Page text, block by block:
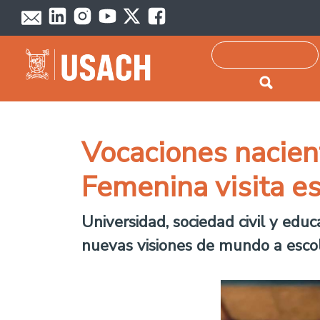
Passar para o conteúdo principal
Pesquisar
Vocaciones
Femenina visita
Universidad, sociedad civil y
nuevas visiones de mundo a